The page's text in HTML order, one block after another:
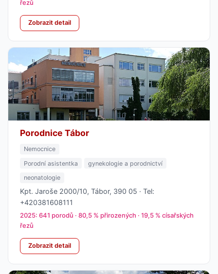
řezů
Zobrazit detail
Porodnice Tábor
Nemocnice
Porodní asistentka
gynekologie a porodnictví
neonatologie
Kpt. Jaroše 2000/10, Tábor, 390 05 · Tel:
+420381608111
2025: 641 porodů · 80,5 % přirozených · 19,5 % císařských
řezů
Zobrazit detail